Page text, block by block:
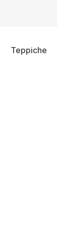
Teppiche